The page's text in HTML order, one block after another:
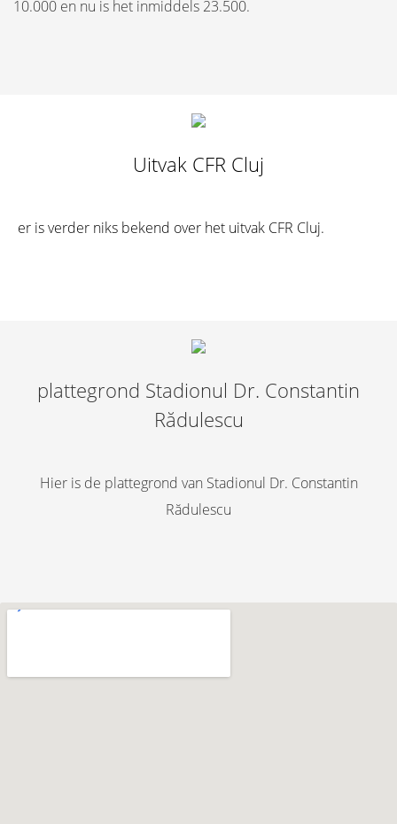
10.000 en nu is het inmiddels 23.500.
Uitvak CFR Cluj
er is verder niks bekend over het uitvak CFR Cluj.
plattegrond Stadionul Dr. Constantin
Rădulescu
Hier is de plattegrond van Stadionul Dr. Constantin
Rădulescu